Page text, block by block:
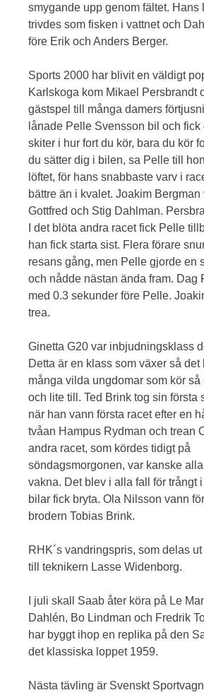
smygande upp genom fältet.
trivdes som fisken i vattnet och
före Erik och Anders Berger.
Sports 2000 har blivit en väldigt
Karlskoga kom Mikael Persbrandt
gästspel till många damers
lånade Pelle Svensson bil och fick
skiter i hur fort du kör, bara du kör
du sätter dig i bilen, sa Pelle till
löftet, för hans snabbaste varv i
bättre än i kvalet. Joakim Bergman
Gottfred och Stig Dahlman.
I det blöta andra racet fick Pelle
han fick starta sist. Flera förare
resans gång, men Pelle gjorde en
och nådde nästan ända fram. Dag
med 0.3 sekunder före Pelle.
trea.
Ginetta G20 var inbjudningsklass
Detta är en klass som växer så det
många vilda ungdomar som kör så
och lite till. Ted Brink tog sin första
när han vann första racet efter en
tvåan Hampus Rydman och trean
andra racet, som kördes tidigt på
söndagsmorgonen, var kanske
vakna. Det blev i alla fall för trångt
bilar fick bryta. Ola Nilsson vann
brodern Tobias Brink.
RHK´s vandringspris, som delas
till teknikern Lasse Widenborg.
I juli skall Saab åter köra på Le
Dahlén, Bo Lindman och Fredrik
har byggt ihop en replika på den
det klassiska loppet 1959.
Nästa tävling är Svenskt